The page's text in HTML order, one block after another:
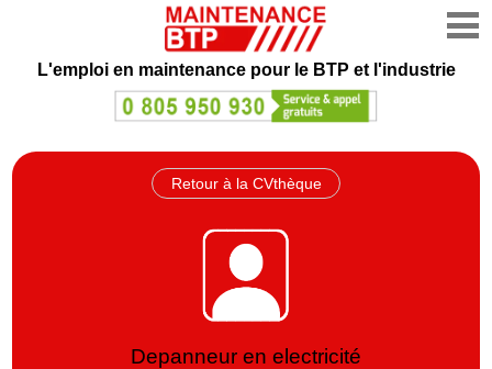
L'emploi en maintenance pour le BTP et l'industrie
Retour à la CVthèque
Depanneur en electricité